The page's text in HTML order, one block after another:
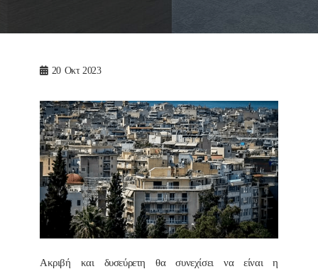
20 Οκτ 2023
Ακριβή και δυσεύρετη θα συνεχίσει να είναι η